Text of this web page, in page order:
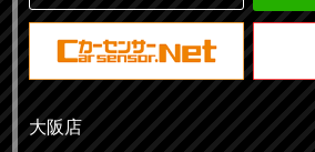
大阪店